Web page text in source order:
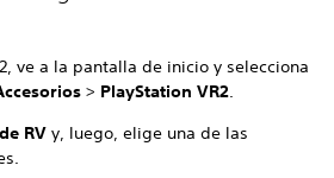
ve a la pantalla de inicio y selecciona
> PlayStation VR2.
RV y, luego, elige una de las